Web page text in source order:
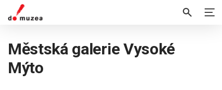
Městská galerie Vysoké
Mýto